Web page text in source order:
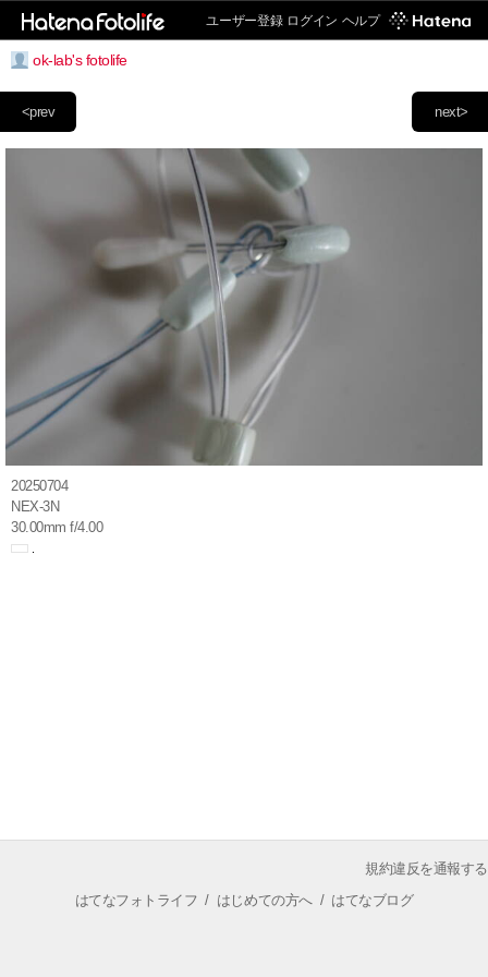
ユーザー登録 ログイン ヘルプ
ok-lab's fotolife
next>
<prev
20250704
NEX-3N
30.00mm f/4.00
規約違反を通報する
はてなフォトライフ / はじめての方へ/ はてなブログ